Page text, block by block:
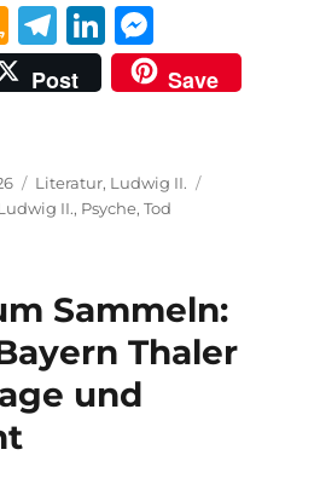
A
m
a
o
n
is
h
Li
st
T
el
e
r
a
Li
n
k
d
I
e
ss
n
g
Post Save
Kategorien
Literatur, Ludwig II.
II., Psyche,Tod
Sammeln:
Thaler
und